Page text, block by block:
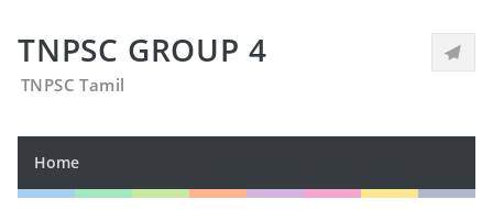
TNPSC GROUP 4
TNPSC Tamil
Home